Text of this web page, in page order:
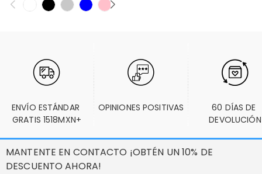
ENVÍO ESTÁNDAR
GRATIS 1518MXN+
OPINIONES POSITIVAS
60 DÍAS DE
DEVOLUCIÓN
MANTENTE EN CONTACTO ¡OBTÉN UN 10% DE
DESCUENTO AHORA!